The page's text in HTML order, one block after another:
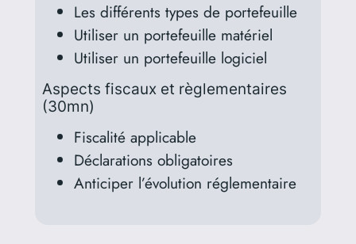
Les différents types de portefeuille
Utiliser un portefeuille matériel
Utiliser un portefeuille logiciel
Aspects fiscaux et règlementaires
(30mn)
Fiscalité applicable
Déclarations obligatoires
Anticiper l’évolution réglementaire